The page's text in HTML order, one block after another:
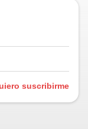
suscribirme